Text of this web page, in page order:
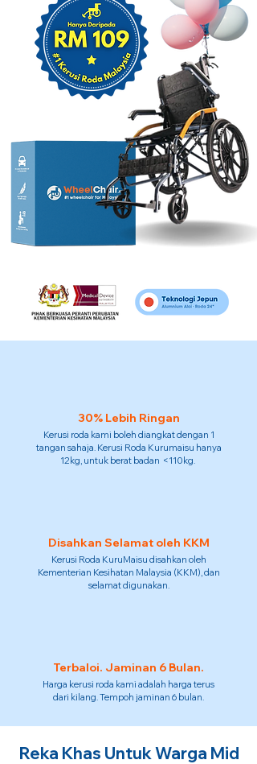
30% Lebih Ringan
Kerusi roda kami boleh diangkat dengan 1
tangan sahaja. Kerusi Roda Kurumaisu hanya
12kg, untuk berat badan <110kg.
Disahkan Selamat oleh KKM
Kerusi Roda KuruMaisu disahkan oleh
Kementerian Kesihatan Malaysia (KKM), dan
selamat digunakan.
Terbaloi. Jaminan 6 Bulan.
Harga kerusi roda kami adalah harga terus
dari kilang. Tempoh jaminan 6 bulan.
Reka Khas Untuk Warga Mid